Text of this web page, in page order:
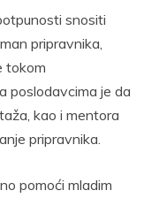
snositi
pripravnika,
tokom
poslodavcima je da
kao i mentora
pripravnika.
pomoći mladim